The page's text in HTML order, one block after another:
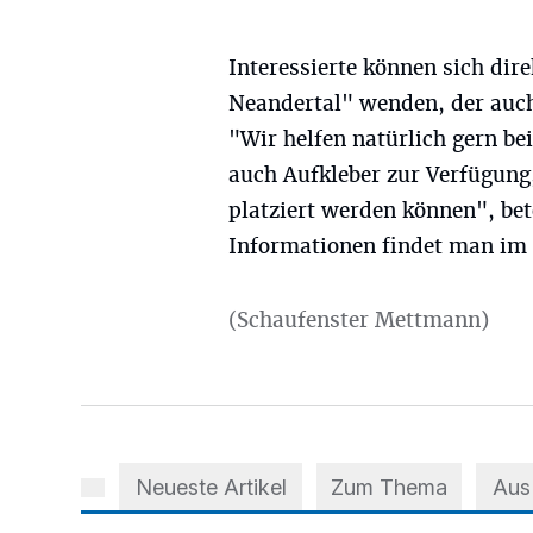
Interessierte können sich
Neandertal" wenden, der
"Wir helfen natürlich gern
auch Aufkleber zur
platziert werden können",
Informationen findet man
(Schaufenster Mettmann)
Neueste Artikel Zum Thema